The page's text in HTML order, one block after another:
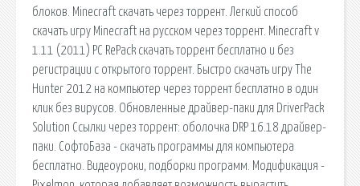
блоков. Minecraft скачать через торрент. Легкий способ
скачать игру Minecraft на русском через торрент. Minecraft v
1.11 (2011) PC RePack скачать торрент бесплатно и без
регистрации с открытого торрент. Быстро скачать игру The
Hunter 2012 на компьютер через торрент бесплатно в один
клик без вирусов. Обновленные драйвер-паки для DriverPack
Solution Ссылки через торрент: оболочка DRP 16.18 драйвер-
паки. СофтоБаза - скачать программы для компьютера
бесплатно. Видеоуроки, подборки программ. Модификация -